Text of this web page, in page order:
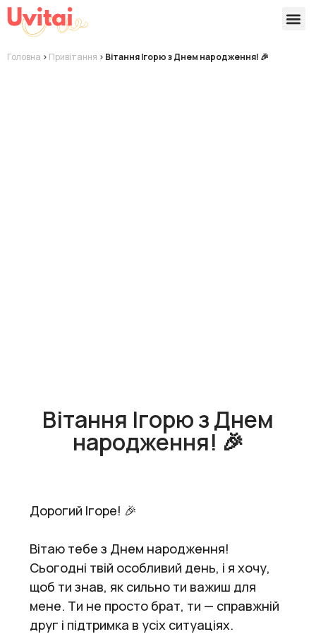
Головна > Привітання > Вітання Ігорю з Днем народження! 🎉
Вітання Ігорю з Днем
народження! 🎉
Дорогий Ігоре! 🎉
Вітаю тебе з Днем народження!
Сьогодні твій особливий день, і я хочу,
щоб ти знав, як сильно ти важиш для
мене. Ти не просто брат, ти — справжній
друг і підтримка в усіх ситуаціях.